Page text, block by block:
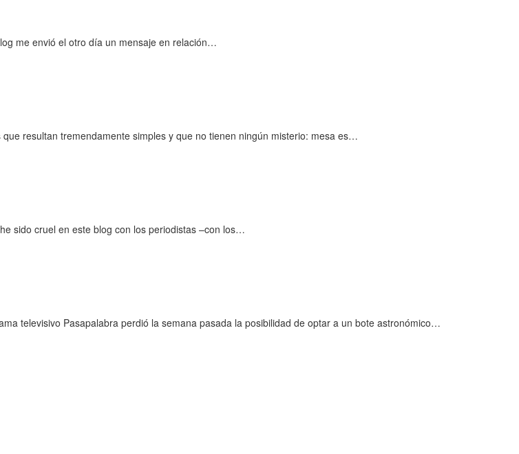
me envió el otro día un mensaje en relación…
resultan tremendamente simples y que no tienen ningún misterio: mesa es…
sido cruel en este blog con los periodistas –con los…
televisivo Pasapalabra perdió la semana pasada la posibilidad de optar a un bote astronómico…